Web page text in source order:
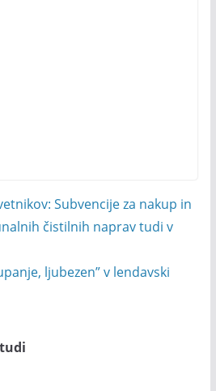
Subvencije za nakup in
čistilnih naprav tudi v
ljubezen” v lendavski